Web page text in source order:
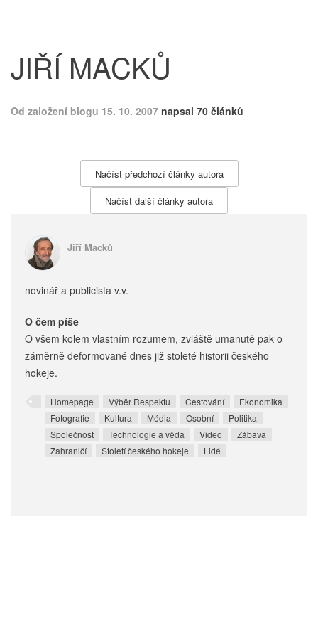
JIŘÍ MACKŮ
Od založení blogu 15. 10. 2007 napsal 70 článků
Načíst předchozí články autora
Načíst další články autora
Jiří Macků
novinář a publicista v.v.
O čem píše
O všem kolem vlastním rozumem, zvláště umanutě pak o
záměrně deformované dnes již stoleté historii českého
hokeje.
Homepage Výběr Respektu Cestování
Ekonomika
Fotografie
Kultura Média Osobní
Politika
Společnost
Technologie a věda Video
Zábava
Zahraničí
Století českého hokeje Lidé